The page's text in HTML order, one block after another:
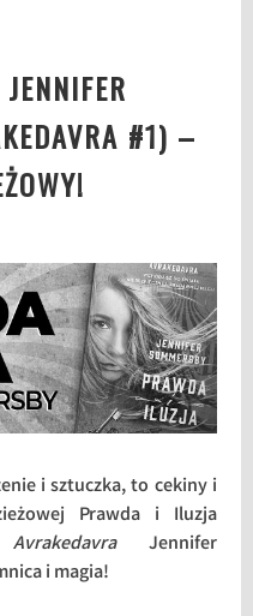
#1) –
i sztuczka, to cekiny i
Prawda i Iluzja
AvrakedavraJennifer
i magia!